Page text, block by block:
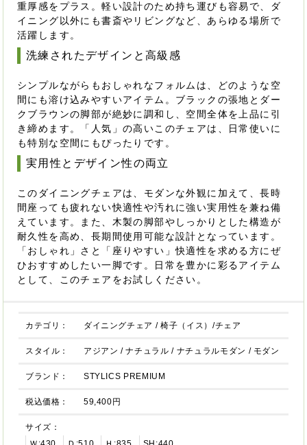
重厚感をプラス。軽い設計のため持ち運びも容易で、ダ
イニング以外にも書斎やリビングなど、あらゆる場所で
活躍します。
洗練されたデザインと高級感
シンプルながらもおしゃれなフォルムは、どのような空
間にも溶け込みやすいアイテム。ブラックの張地とダー
クブラウンの脚部が絶妙に調和し、空間全体を上品に引
き締めます。「人気」の高いこのチェアは、日常使いに
も特別な空間にもぴったりです。
実用性とデザイン性の両立
このダイニングチェアは、モダンな外観に加えて、長時
間座っても疲れない快適性や汚れに強い実用性を兼ね備
えています。また、木製の脚部やしっかりとした構造が
耐久性を高め、長期間使用可能な設計となっています。
「おしゃれ」さと「座りやすい」快適性を求める方にぜ
ひおすすめしたい一脚です。日常を豊かに彩るアイテム
として、このチェアをお試しください。
カテゴリ： ダイニングチェア /椅子（イス）/チェア
スタイル： アジアン /ナチュラル / ナチュラルモダン / モダン
ブランド： STYLICS PREMIUM
税込価格： 59,400円
サイズ：